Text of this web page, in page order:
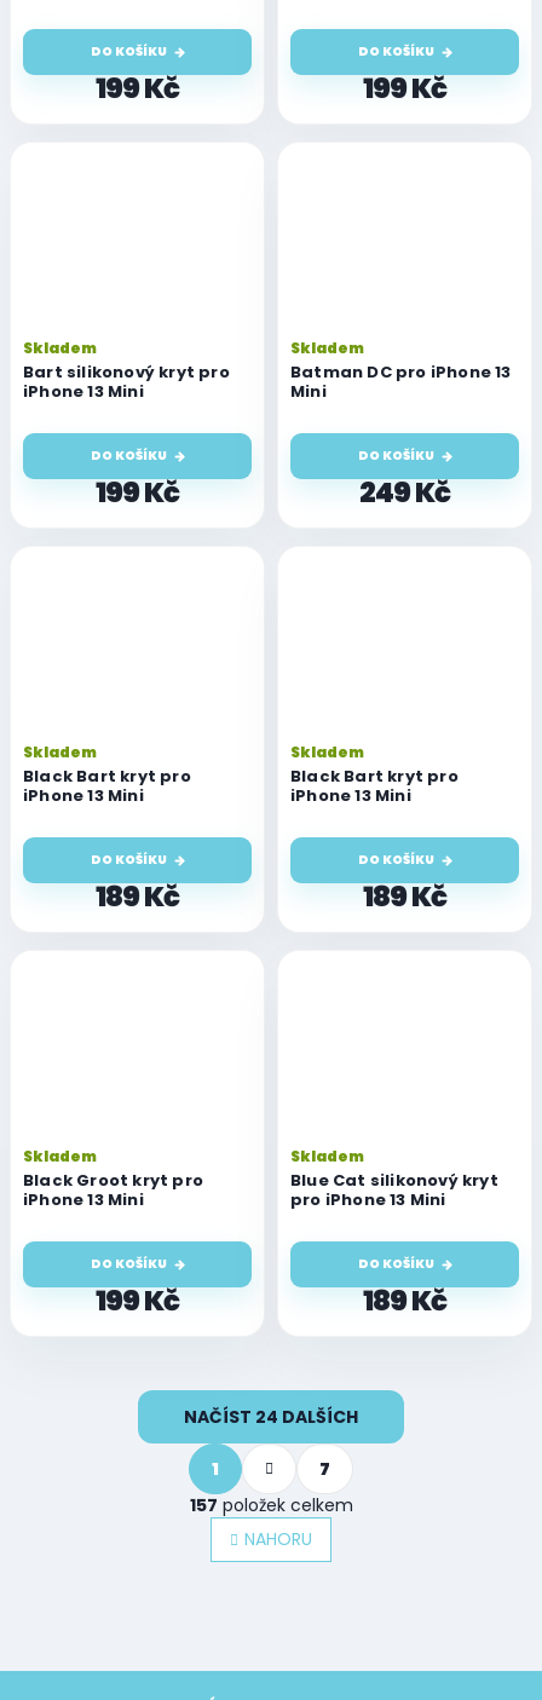
199 Kč
DO KOŠÍKU
199 Kč
DO KOŠÍKU
Bart silikonový kryt pro
iPhone 13 Mini
Skladem
199 Kč
DO KOŠÍKU
Batman DC pro iPhone 13
Mini
Skladem
249 Kč
DO KOŠÍKU
Black Bart kryt pro
iPhone 13 Mini
Skladem
189 Kč
DO KOŠÍKU
Black Bart kryt pro
iPhone 13 Mini
Skladem
189 Kč
DO KOŠÍKU
Black Groot kryt pro
iPhone 13 Mini
Skladem
199 Kč
DO KOŠÍKU
Blue Cat silikonový kryt
pro iPhone 13 Mini
Skladem
189 Kč
DO KOŠÍKU
y
NAČÍST 24 DALŠÍCH
S
t
r
á
n
k
1
7
157 položek celkem
NAHORU